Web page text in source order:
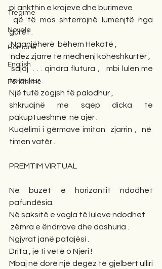
Tregime
Novela
Romane
English
Përkthime
pi ankthin e krojeve dhe burimeve
që të mos shterrojnë lumenjtë nga
gurët .
Nganjëherë  bëhem Hekatë ,
ndez zjarre të mëdhenj kohëshkurtër ,
sajoj  . . . qindra flutura ,   mbi lulen me
te bukur .
Një tufë zogjsh të palodhur ,
shkruajnë me sqep dicka te
pakuptueshme  në ajër .
Kuqëlimi i gërmave imiton  zjarrin ,  në
timen vatër .
PREMTIM VIRTUAL
Në buzët e horizontit ndodhet
pafundësia.
Në saksitë e vogla të luleve ndodhet
zëmra e ëndrrave dhe dashuria .
Ngjyrat janë pafajësi .
Drita , je ti vetë o Njeri !
Mbaj në dorë një degëz të gjelbërt ulliri